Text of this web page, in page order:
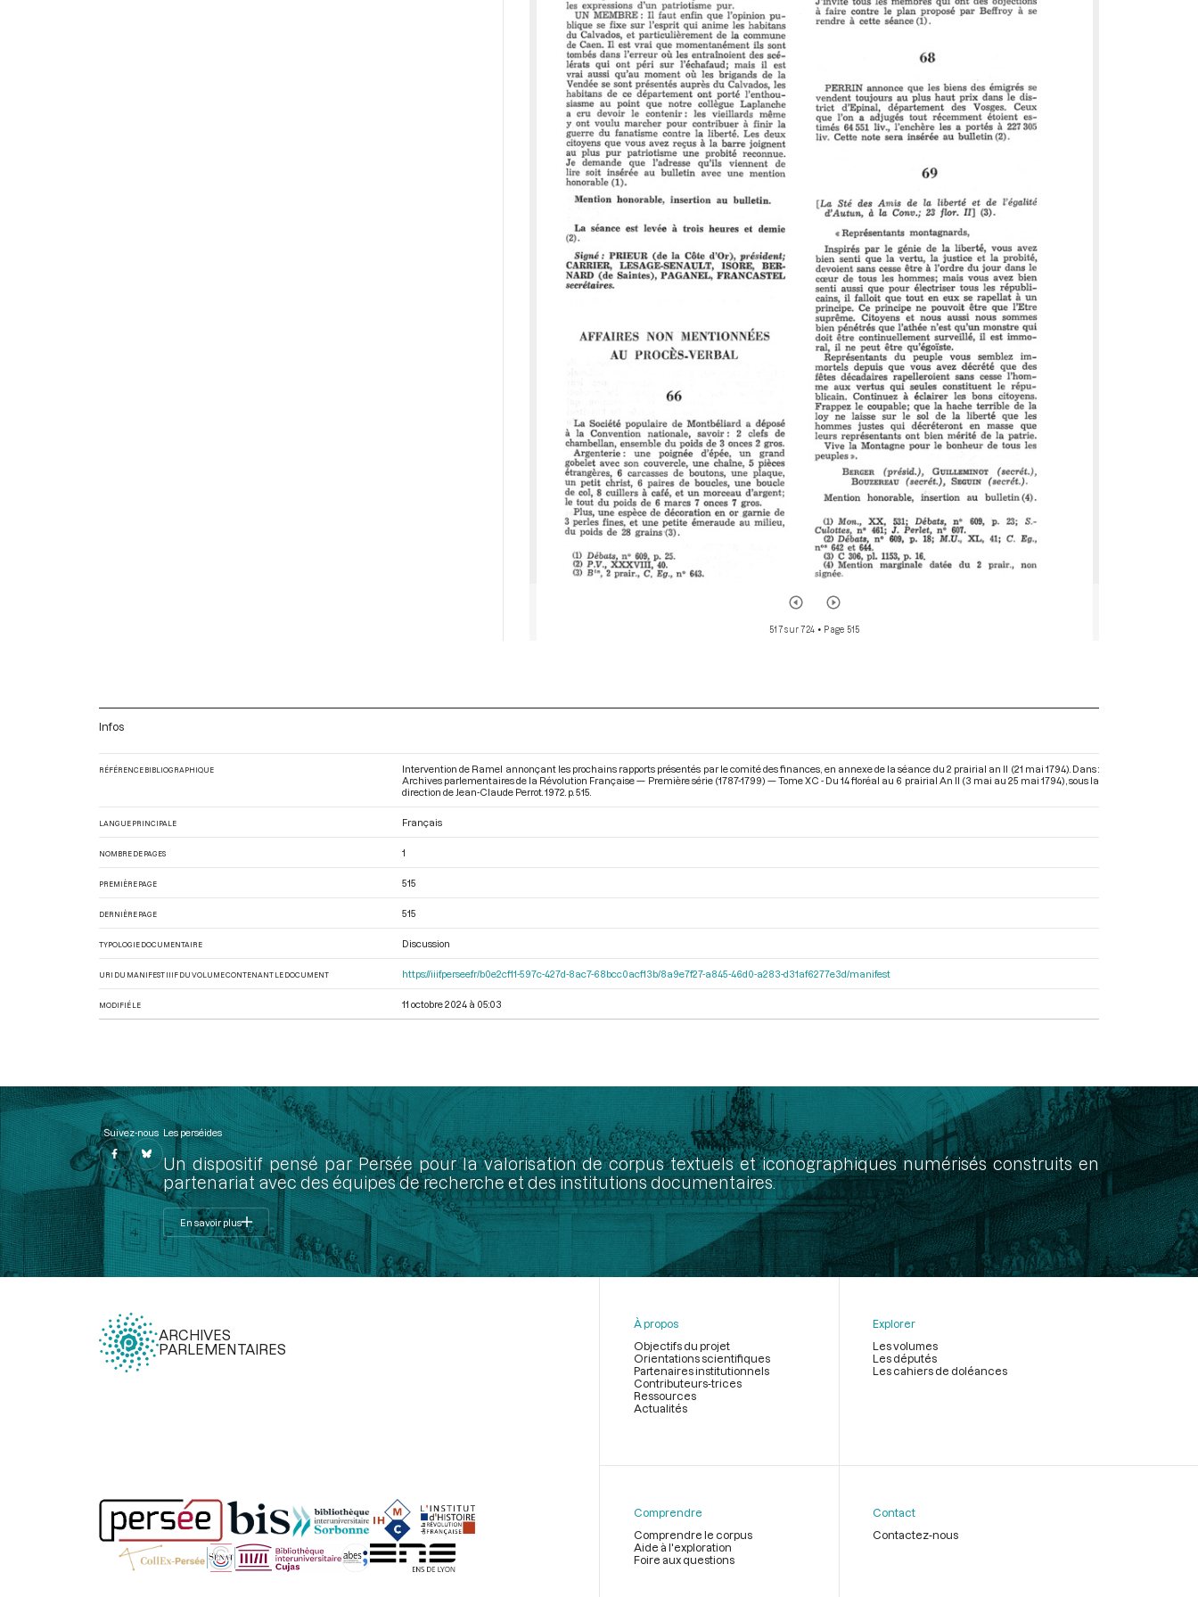
517 sur 724 • Page 515
Infos
RÉFÉRENCE BIBLIOGRAPHIQUE
Intervention de Ramel annonçant les prochains rapports présentés par le comité des finances, en annexe de la séance du 2 prairial an II (21 mai 1794). Dans :
Archives parlementaires de la Révolution Française — Première série (1787-1799) — Tome XC - Du 14 floréal au 6 prairial An II (3 mai au 25 mai 1794) , sous la
direction de Jean-Claude Perrot. 1972. p. 515.
LANGUE PRINCIPALE Français
NOMBRE DE PAGES 1
PREMIÈRE PAGE 515
DERNIÈRE PAGE 515
TYPOLOGIE DOCUMENTAIRE Discussion
URI DU MANIFEST IIIF DU VOLUME CONTENANT LE DOCUMENT https://iiif.persee.fr/b0e2cf11-597c-427d-8ac7-68bcc0acf13b/8a9e7f27-a845-46d0-a283-d31af6277e3d/manifest
MODIFIÉ LE 11 octobre 2024 à 05:03
Suivez-nous Les perséides
Un dispositif pensé par Persée pour la valorisation de corpus textuels et iconographiques numérisés construits en
partenariat avec des équipes de recherche et des institutions documentaires.
En savoir plus
ARCHIVES
PARLEMENTAIRES
page
À propos
Objectifs du projet
Orientations scientifiques
Partenaires institutionnels
Contributeurs-trices
Ressources
Actualités
Explorer
Les volumes
Les députés
Les cahiers de doléances
Comprendre
Comprendre le corpus
Aide à l'exploration
Foire aux questions
Contact
Contactez-nous